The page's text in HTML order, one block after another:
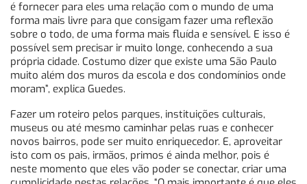
é fornecer para eles uma relação com o mundo de uma
forma mais livre para que consigam fazer uma reflexão
sobre o todo, de uma forma mais fluída e sensível. E isso é
possível sem precisar ir muito longe, conhecendo a sua
própria cidade. Costumo dizer que existe uma São Paulo
muito além dos muros da escola e dos condomínios onde
moram”, explica Guedes.
Fazer um roteiro pelos parques, instituições culturais,
museus ou até mesmo caminhar pelas ruas e conhecer
novos bairros, pode ser muito enriquecedor. E, aproveitar
isto com os pais, irmãos, primos é ainda melhor, pois é
neste momento que eles vão poder se conectar, criar uma